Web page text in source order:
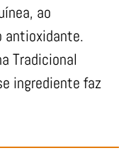
ao
antioxidante.
Tradicional
ingrediente faz